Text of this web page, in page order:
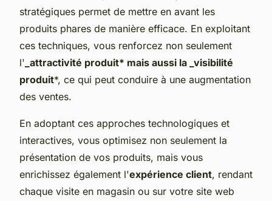
stratégiques permet de mettre en avant les
produits phares de manière efficace. En exploitant
ces techniques, vous renforcez non seulement
l' _attractivité produit* mais aussi la _visibilité
produit*, ce qui peut conduire à une augmentation
des ventes.
En adoptant ces approches technologiques et
interactives, vous optimisez non seulement la
présentation de vos produits, mais vous
enrichissez également l'expérience client, rendant
chaque visite en magasin ou sur votre site web